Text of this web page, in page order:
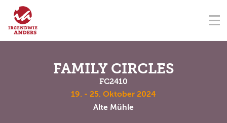
NAVIGATION ÜBERSPRINGEN
ÜBER UNS
FAMILY CIRCLES
FC2410
19. - 25. Oktober 2024
Alte Mühle